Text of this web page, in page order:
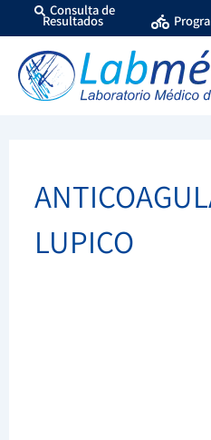
al
contenido
Consulta de
Resultados
LUPICO